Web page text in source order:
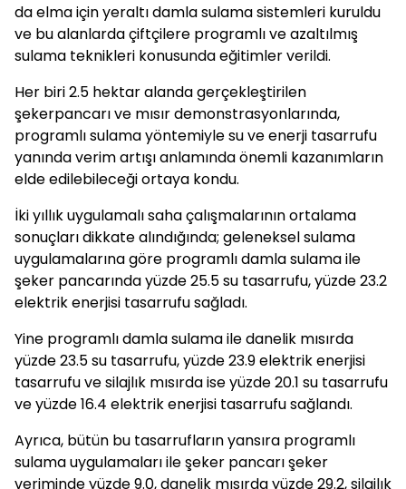
da elma için yeraltı damla sulama sistemleri kuruldu
ve bu alanlarda çiftçilere programlı ve azaltılmış
sulama teknikleri konusunda eğitimler verildi.
Her biri 2.5 hektar alanda gerçekleştirilen
şekerpancarı ve mısır demonstrasyonlarında,
programlı sulama yöntemiyle su ve enerji tasarrufu
yanında verim artışı anlamında önemli kazanımların
elde edilebileceği ortaya kondu.
İki yıllık uygulamalı saha çalışmalarının ortalama
sonuçları dikkate alındığında; geleneksel sulama
uygulamalarına göre programlı damla sulama ile
şeker pancarında yüzde 25.5 su tasarrufu, yüzde 23.2
elektrik enerjisi tasarrufu sağladı.
Yine programlı damla sulama ile danelik mısırda
yüzde 23.5 su tasarrufu, yüzde 23.9 elektrik enerjisi
tasarrufu ve silajlık mısırda ise yüzde 20.1 su tasarrufu
ve yüzde 16.4 elektrik enerjisi tasarrufu sağlandı.
Ayrıca, bütün bu tasarrufların yansıra programlı
sulama uygulamaları ile şeker pancarı şeker
veriminde yüzde 9.0, danelik mısırda yüzde 29.2, silajlık